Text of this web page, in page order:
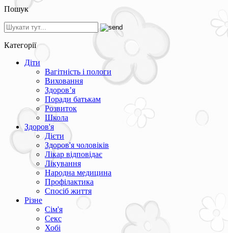
Пошук
Категорії
Діти
Вагітність і пологи
Виховання
Здоров’я
Поради батькам
Розвиток
Школа
Здоров'я
Дієти
Здоров'я чоловіків
Лікар відповідає
Лікування
Народна медицина
Профілактика
Спосіб життя
Різне
Сім'я
Секс
Хобі